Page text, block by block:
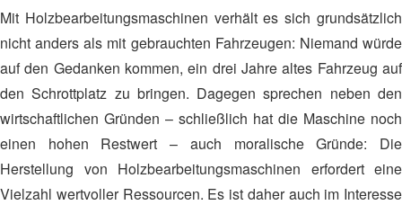
Mit Holzbearbeitungsmaschinen verhält es sich grundsätzlich
nicht anders als mit gebrauchten Fahrzeugen: Niemand würde
auf den Gedanken kommen, ein drei Jahre altes Fahrzeug auf
den Schrottplatz zu bringen. Dagegen sprechen neben den
wirtschaftlichen Gründen – schließlich hat die Maschine noch
einen hohen Restwert – auch moralische Gründe: Die
Herstellung von Holzbearbeitungsmaschinen erfordert eine
Vielzahl wertvoller Ressourcen. Es ist daher auch im Interesse